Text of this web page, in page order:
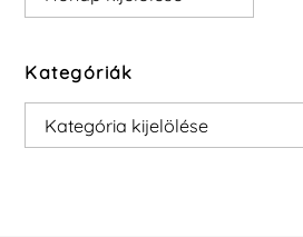
Kategóriák
Kategóriák